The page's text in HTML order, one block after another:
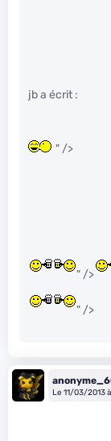
jb a écrit :
" />
" />
" />
Le 11/03/2013